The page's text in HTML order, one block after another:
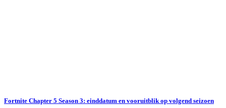
Fortnite Chapter 5 Season 3: einddatum en vooruitblik op volgend seizoen